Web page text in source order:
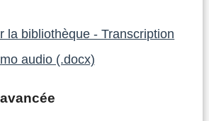
la bibliothèque - Transcription
audio (.docx)